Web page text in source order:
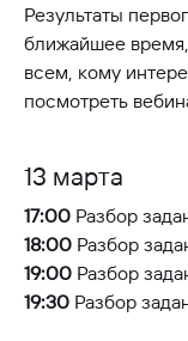
Результаты
ближайшее
всем, кому
посмотреть
13 марта
17:00 Разбор
18:00 Разбор
19:00 Разбор
19:30 Разбор